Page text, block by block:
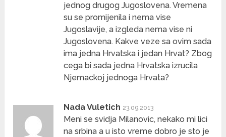
jednog drugog Jugoslovena. Vremena
su se promijenila i nema vise
Jugoslavije, a izgleda nema vise ni
Jugoslovena. Kakve veze sa ovim sada
ima jedna Hrvatska i jedan Hrvat? Zbog
cega bi sada jedna Hrvatska izrucila
Njemackoj jednoga Hrvata?
Nada Vuletich 23.09.2013
Meni se svidja Milanovic, nekako mi lici
na srbina a u isto vreme dobro je sto je